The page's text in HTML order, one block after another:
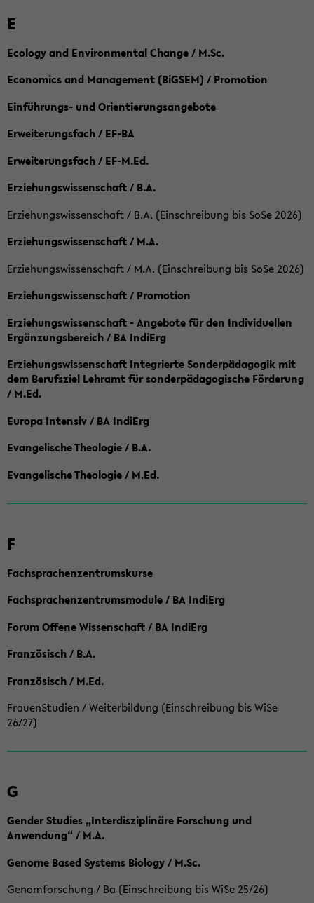
E
Ecology and Environmental Change / M.Sc.
Economics and Management (BiGSEM) / Promotion
Einführungs- und Orientierungsangebote
Erweiterungsfach / EF-BA
Erweiterungsfach / EF-M.Ed.
Erziehungswissenschaft / B.A.
Erziehungswissenschaft / B.A. (Einschreibung bis SoSe 2026)
Erziehungswissenschaft / M.A.
Erziehungswissenschaft / M.A. (Einschreibung bis SoSe 2026)
Erziehungswissenschaft / Promotion
Erziehungswissenschaft - Angebote für den Individuellen
Ergänzungsbereich / BA IndiErg
Erziehungswissenschaft Integrierte Sonderpädagogik mit
dem Berufsziel Lehramt für sonderpädagogische Förderung
/ M.Ed.
Europa Intensiv / BA IndiErg
Evangelische Theologie / B.A.
Evangelische Theologie / M.Ed.
F
Fachsprachenzentrumskurse
Fachsprachenzentrumsmodule / BA IndiErg
Forum Offene Wissenschaft / BA IndiErg
Französisch / B.A.
Französisch / M.Ed.
FrauenStudien / Weiterbildung (Einschreibung bis WiSe
26/27)
G
Gender Studies „Interdisziplinäre Forschung und
Anwendung“ / M.A.
Genome Based Systems Biology / M.Sc.
Genomforschung / Ba (Einschreibung bis WiSe 25/26)